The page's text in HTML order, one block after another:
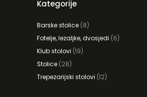
Kategorije
Barske stolice (8)
Fotelje, lezaljke, dvosjedi (6)
Klub stolovi (19)
Stolice (28)
Trepezarijski stolovi (12)